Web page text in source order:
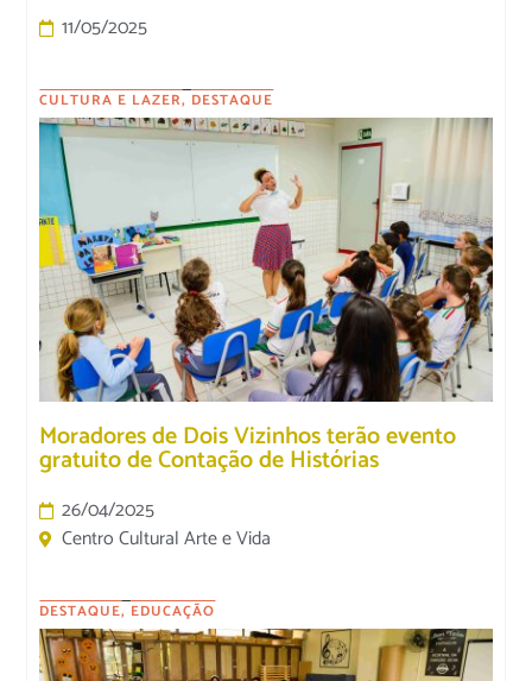
11/05/2025
CULTURA E LAZER, DESTAQUE
Moradores de Dois Vizinhos terão evento
gratuito de Contação de Histórias
26/04/2025
Centro Cultural Arte e Vida
DESTAQUE, EDUCAÇÃO